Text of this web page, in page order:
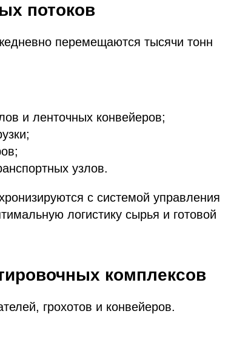
потоков
перемещаются тысячи тонн
и ленточных конвейеров;
узлов.
с системой управления
логистику сырья и готовой
комплексов
грохотов и конвейеров.